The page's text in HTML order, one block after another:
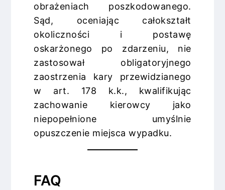
obrażeniach poszkodowanego.
Sąd, oceniając całokształt
okoliczności i postawę
oskarżonego po zdarzeniu, nie
zastosował obligatoryjnego
zaostrzenia kary przewidzianego
w art. 178 k.k., kwalifikując
zachowanie kierowcy jako
niepopełnione umyślnie
opuszczenie miejsca wypadku.
FAQ